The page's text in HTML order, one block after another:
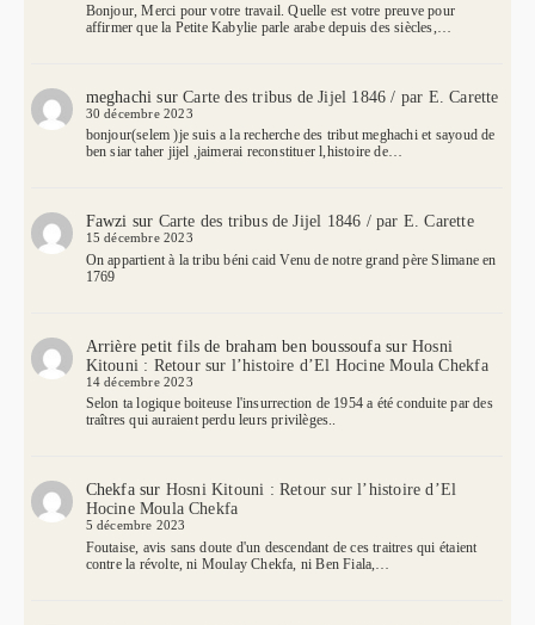
Bonjour, Merci pour votre travail. Quelle est votre preuve pour
affirmer que la Petite Kabylie parle arabe depuis des siècles,…
meghachi surCarte des tribus de Jijel 1846 / par E. Carette
30 décembre 2023
bonjour(selem )je suis a la recherche des tribut meghachi et sayoud de
ben siar taher jijel ,jaimerai reconstituer l,histoire de…
Fawzi sur Carte des tribus de Jijel 1846 / par E. Carette
15 décembre 2023
On appartient à la tribu béni caid Venu de notre grand père Slimane en
1769
Arrière petit fils de braham ben boussoufasur Hosni
Kitouni : Retour sur l’histoire d’El Hocine Moula Chekfa
14 décembre 2023
Selon ta logique boiteuse l'insurrection de 1954 a été conduite par des
traîtres qui auraient perdu leurs privilèges..
Chekfasur Hosni Kitouni : Retour sur l’histoire d’El
Hocine Moula Chekfa
5 décembre 2023
Foutaise, avis sans doute d'un descendant de ces traitres qui étaient
contre la révolte, ni Moulay Chekfa, ni Ben Fiala,…